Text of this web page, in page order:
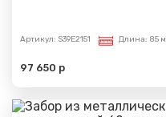
Артикул: S39E2151 Длина: 85 м
97 650 р